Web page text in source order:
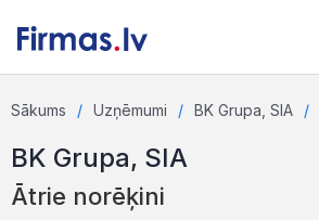
Sākums Uzņēmumi BK Grupa, SIA
BK Grupa, SIA
Ātrie norēķini